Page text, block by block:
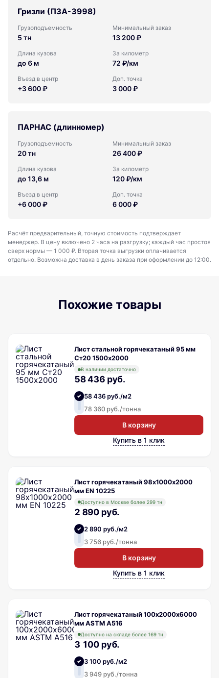
Гризли (ПЗА-3998)
Грузоподъемность
5 тн
Минимальный заказ
13 200 ₽
Длина кузова
до 6 м
За километр
72 ₽/км
Въезд в центр
+3 600 ₽
Доп. точка
3 000 ₽
ПАРНАС (длинномер)
Грузоподъемность
20 тн
Минимальный заказ
26 400 ₽
Длина кузова
до 13,6 м
За километр
120 ₽/км
Въезд в центр
+6 000 ₽
Доп. точка
6 000 ₽
Расчёт предварительный, точную стоимость подтверждает
менеджер. В цену включено 2 часа на разгрузку; каждый час простоя
сверх нормы — 1 000 ₽. Вторая точка выгрузки оплачивается
отдельно. Возможна доставка в день заказа при оформлении до 12:00.
Похожие товары
Лист стальной горячекатаный 95 мм
Ст20 1500х2000
В наличии достаточно
58 436 руб.
58 436 руб./м2
78 360 руб./тонна
В корзину
Купить в 1 клик
Лист горячекатаный 98х1000х2000
мм EN 10225
Доступно в Москве более 299 тн
2 890 руб.
2 890 руб./м2
3 756 руб./тонна
В корзину
Купить в 1 клик
Лист горячекатаный 100х2000х6000
мм ASTM A516
Доступно на складе более 169 тн
3 100 руб.
3 100 руб./м2
3 949 руб./тонна